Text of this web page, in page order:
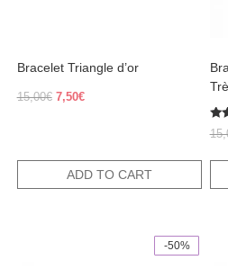
Bracelet Triangle d’or
15,00€ Original
7,50€Current
ADD TO CART
5.00
-50%